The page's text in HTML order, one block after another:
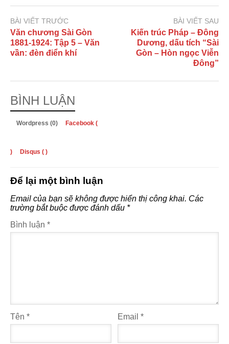
BÀI VIẾT TRƯỚC
Văn chương Sài Gòn
1881-1924: Tập 5 – Văn
vần: đèn điển khí
BÀI VIẾT SAU
Kiến trúc Pháp – Đông
Dương, dấu tích “Sài
Gòn – Hòn ngọc Viễn
Đông”
BÌNH LUẬN
Wordpress (0) Facebook (
) Disqus ( )
Để lại một bình luận
Email của bạn sẽ không được hiển thị công khai. Các
trường bắt buộc được đánh dấu *
Bình luận *
Tên * Email*